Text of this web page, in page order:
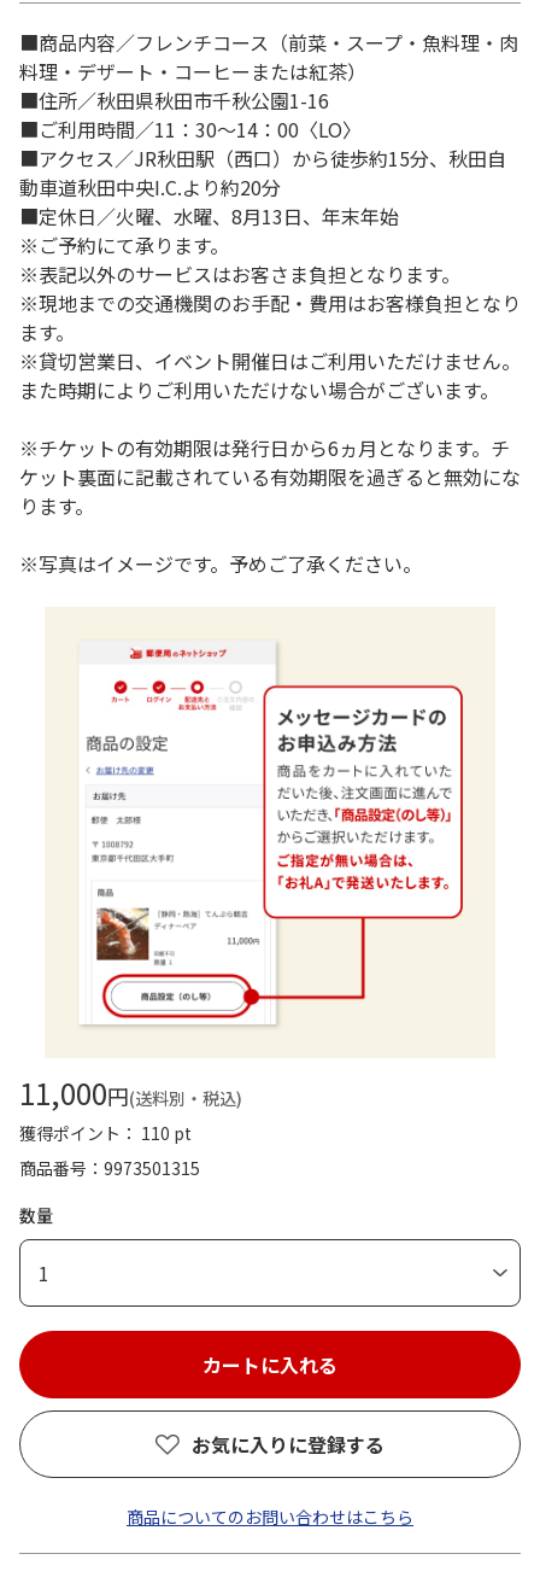
■商品内容／フレンチコース（前菜・スープ・魚料理・肉
料理・デザート・コーヒーまたは紅茶）
■住所／秋田県秋田市千秋公園1-16
■ご利用時間／11：30～14：00〈LO〉
■アクセス／JR秋田駅（西口）から徒歩約15分、秋田自
動車道秋田中央I.C.より約20分
■定休日／火曜、水曜、8月13日、年末年始
※ご予約にて承ります。
※表記以外のサービスはお客さま負担となります。
※現地までの交通機関のお手配・費用はお客様負担となり
ます。
※貸切営業日、イベント開催日はご利用いただけません。
また時期によりご利用いただけない場合がございます。
※チケットの有効期限は発行日から6ヵ月となります。チ
ケット裏面に記載されている有効期限を過ぎると無効にな
ります。
※写真はイメージです。予めご了承ください。
11,000円(送料別・税込)
獲得ポイント： 110 pt
商品番号
9973501315
数量
1
お気に入りに登録する
商品についてのお問い合わせはこちら